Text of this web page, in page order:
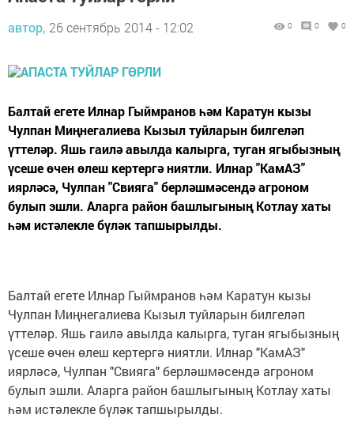
автор, 26 сентябрь 2014 - 12:02 0 0 0
Балтай егете Илнар Гыймранов һәм Каратун кызы
Чулпан Миңнегалиева Кызыл туйларын билгеләп
үттеләр. Яшь гаилә авылда калырга, туган ягыбызның
үсеше өчен өлеш кертергә ниятли. Илнар "КамАЗ"
иярләсә, Чулпан "Свияга" берләшмәсендә агроном
булып эшли. Аларга район башлыгының Котлау хаты
һәм истәлекле бүләк тапшырылды.
Балтай егете Илнар Гыймранов һәм Каратун кызы
Чулпан Миңнегалиева Кызыл туйларын билгеләп
үттеләр. Яшь гаилә авылда калырга, туган ягыбызның
үсеше өчен өлеш кертергә ниятли. Илнар "КамАЗ"
иярләсә, Чулпан "Свияга" берләшмәсендә агроном
булып эшли. Аларга район башлыгының Котлау хаты
һәм истәлекле бүләк тапшырылды.